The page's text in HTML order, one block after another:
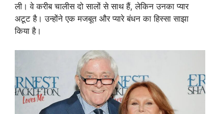
ली। वे करीब चालीस दो सालों से साथ हैं, लेकिन उनका प्यार
अटूट है। उन्होंने एक मजबूत और प्यारे बंधन का हिस्सा साझा
किया है।